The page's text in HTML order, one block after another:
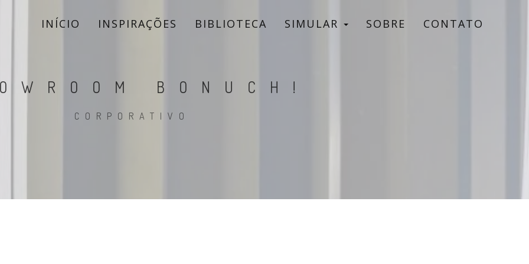
INÍCIO INSPIRAÇÕES BIBLIOTECA SIMULAR SOBRE CONTATO
BONUCH!
CORPORATIVO